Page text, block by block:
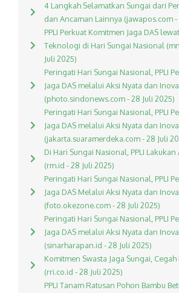
4 Langkah Selamatkan Sungai dari
dan Ancaman Lainnya (jawapos.com -
PPLI Perkuat Komitmen Jaga DAS
Teknologi di Hari Sungai Nasional
Juli 2025)
Peringati Hari Sungai Nasional, PPLI
Jaga DAS melalui Aksi Nyata dan
(photo.sindonews.com - 28 Juli 2025)
Peringati Hari Sungai Nasional, PPLI
Jaga DAS melalui Aksi Nyata dan
(jakarta.suaramerdeka.com - 28 Juli
Di Hari Sungai Nasional, PPLI
(rm.id - 28 Juli 2025)
Peringati Hari Sungai Nasional, PPLI
Jaga DAS Melalui Aksi Nyata dan
(foto.okezone.com - 28 Juli 2025)
Peringati Hari Sungai Nasional, PPLI
Jaga DAS melalui Aksi Nyata dan
(sinarharapan.id - 28 Juli 2025)
Komitmen Swasta Jaga Sungai,
(rri.co.id - 28 Juli 2025)
PPLI Tanam Ratusan Pohon Bambu